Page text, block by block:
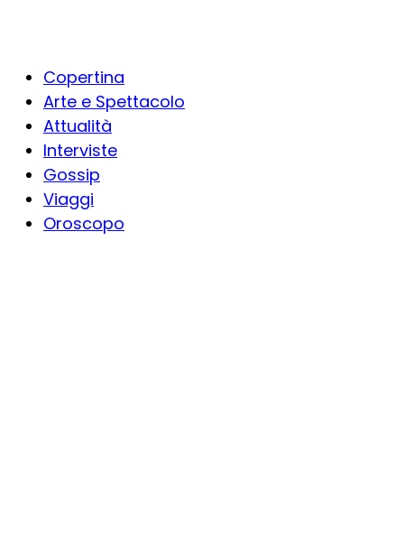
Copertina
Arte e Spettacolo
Attualità
Interviste
Gossip
Viaggi
Oroscopo